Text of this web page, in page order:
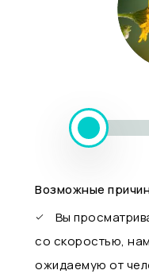
Возможные
Вы
со скоростью,
ожидаемую от